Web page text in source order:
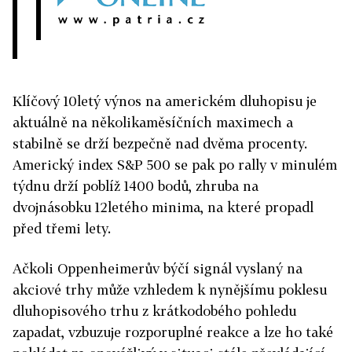
Klíčový 10letý výnos na americkém dluhopisu je
aktuálně na několikaměsíčních maximech a
stabilně se drží bezpečně nad dvěma procenty.
Americký index S&P 500 se pak po rally v minulém
týdnu drží poblíž 1400 bodů, zhruba na
dvojnásobku 12letého minima, na které propadl
před třemi lety.
Ačkoli Oppenheimerův býčí signál vyslaný na
akciové trhy může vzhledem k nynějšímu poklesu
dluhopisového trhu z krátkodobého pohledu
zapadat, vzbuzuje rozporuplné reakce a lze ho také